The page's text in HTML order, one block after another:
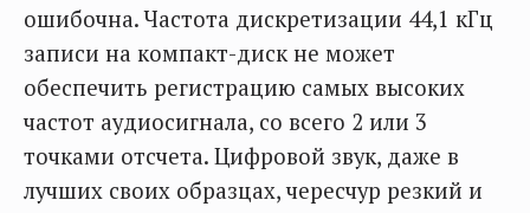
ошибочна. Частота дискретизации 44,1 кГц
записи на компакт-диск не может
обеспечить регистрацию самых высоких
частот аудиосигнала, со всего 2 или 3
точками отсчета. Цифровой звук, даже в
лучших своих образцах, чересчур резкий и